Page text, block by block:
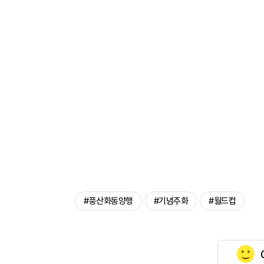
#풍산화동양행 #기념주화 #월드컵